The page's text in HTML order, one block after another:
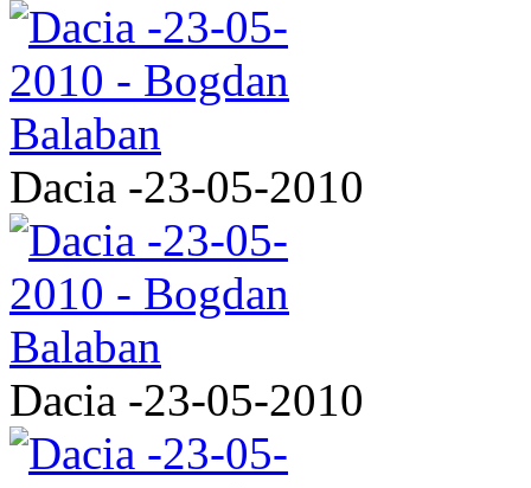
Dacia -23-05-2010
Dacia -23-05-2010